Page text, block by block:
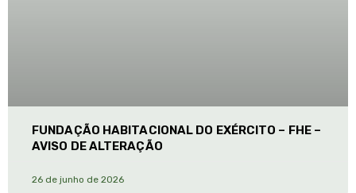
FUNDAÇÃO HABITACIONAL DO EXÉRCITO – FHE –
AVISO DE ALTERAÇÃO
26 de junho de 2026